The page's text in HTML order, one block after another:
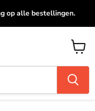
op alle bestellingen.